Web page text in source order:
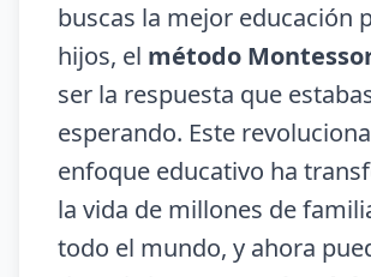
buscas la mejor educación
hijos, el método
ser la respuesta que
esperando. Este
enfoque educativo ha
la vida de millones de
todo el mundo, y ahora